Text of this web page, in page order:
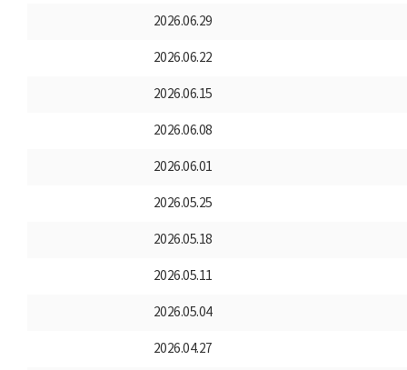
2026.06.29
2026.06.22
2026.06.15
2026.06.08
2026.06.01
2026.05.25
2026.05.18
2026.05.11
2026.05.04
2026.04.27